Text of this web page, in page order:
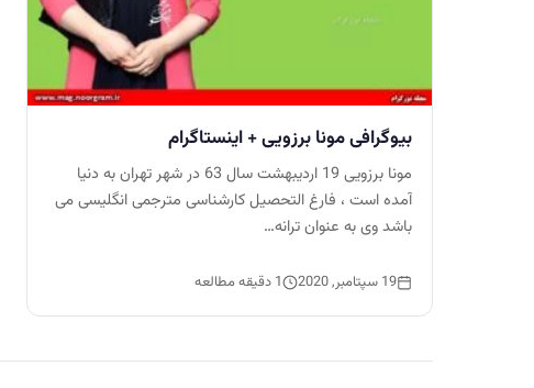
بیوگرافی مونا برزویی + اینستاگرام
مونا برزویی 19 اردیبهشت سال 63 در شهر تهران به دنیا
آمده است ، فارغ التحصیل کارشناسی مترجمی انگلیسی می
باشد وی به عنوان ترانه…
19 سپتامبر, 2020 1 دقیقه مطالعه